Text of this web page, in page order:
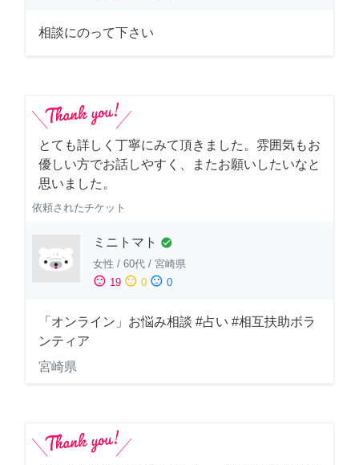
相談にのって下さい
とても詳しく丁寧にみて頂きました。雰囲気もお
優しい方でお話しやすく、またお願いしたいなと
思いました。
依頼されたチケット
ミニトマト check_circle
女性 / 60代 / 宮崎県
sentiment_satisfied 19 sentiment_neutral 0 sentiment_dissatisfied 0
「オンライン」お悩み相談 #占い #相互扶助ボラ
ンティア
宮崎県